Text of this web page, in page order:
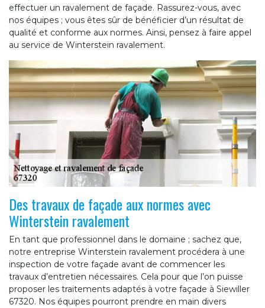
effectuer un ravalement de façade. Rassurez-vous, avec
nos équipes ; vous êtes sûr de bénéficier d’un résultat de
qualité et conforme aux normes. Ainsi, pensez à faire appel
au service de Winterstein ravalement.
Des travaux de façade aux normes avec
Winterstein ravalement
En tant que professionnel dans le domaine ; sachez que,
notre entreprise Winterstein ravalement procédera à une
inspection de votre façade avant de commencer les
travaux d’entretien nécessaires. Cela pour que l’on puisse
proposer les traitements adaptés à votre façade à Siewiller
67320. Nos équipes pourront prendre en main divers